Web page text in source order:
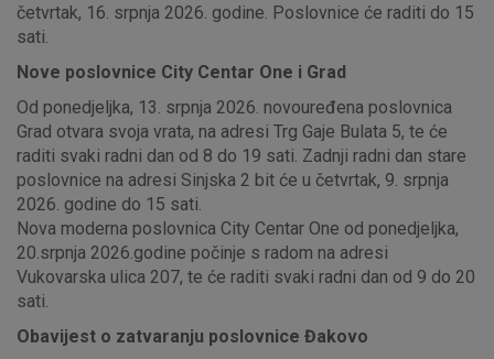
četvrtak, 16. srpnja 2026. godine. Poslovnice će raditi do 15
sati.
Nove poslovnice City Centar One i Grad
Od ponedjeljka, 13. srpnja 2026. novouređena poslovnica
Grad otvara svoja vrata, na adresi Trg Gaje Bulata 5, te će
raditi svaki radni dan od 8 do 19 sati. Zadnji radni dan stare
poslovnice na adresi Sinjska 2 bit će u četvrtak, 9. srpnja
2026. godine do 15 sati.
Nova moderna poslovnica City Centar One od ponedjeljka,
20.srpnja 2026.godine počinje s radom na adresi
Vukovarska ulica 207, te će raditi svaki radni dan od 9 do 20
sati.
Obavijest o zatvaranju poslovnice Đakovo